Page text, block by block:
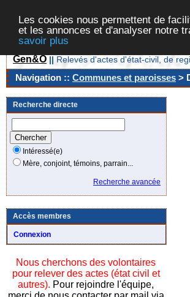
Les cookies nous permettent de
et les annonces et d'analyser notre
savoir plus
Gen&O || Relevés d'actes d'état-civil, de
Navigation :: Communes et paroisses >
Recherche directe
Intéressé(e)
Mère, conjoint, témoins, parrain...
Recherche avancée
Accès membres
Connexion
Nous cherchons des volontaires
pour relever des actes (état civil et
autres). Pour rejoindre l'équipe,